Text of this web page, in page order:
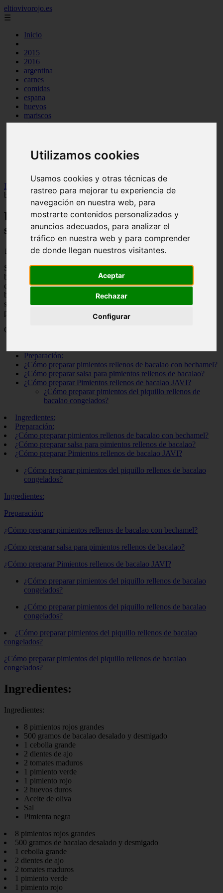
Utilizamos cookies
Usamos cookies y otras técnicas de
rastreo para mejorar tu experiencia de
navegación en nuestra web, para
mostrarte contenidos personalizados y
anuncios adecuados, para analizar el
tráfico en nuestra web y para comprender
de donde llegan nuestros visitantes.
Aceptar
Rechazar
Configurar
eltiovivorojo.es
☰
Inicio
2015
2016
argentina
carnes
comidas
espana
huevos
mariscos
otros
reposteria
venezuela
Inicio
recetas
Receta de pimientos rellenos de bacalao sin
bechamel
Receta de pimientos rellenos de bacalao
sin bechamel
📅 22/05/2025
Si estás buscando una receta deliciosa y fácil de preparar, ¡no
busques más! Esta receta de pimientos rellenos de bacalao te dejará
con ganas de más. Lo mejor de todo es que no necesitas utilizar
bechamel para hacerlos. Así que si eres intolerante a la lactosa o
simplemente prefieres una opción más ligera, ¡esta es la receta
perfecta para ti!
Contenido del artículo
Preparación:
¿Cómo preparar pimientos rellenos de bacalao con bechamel?
¿Cómo preparar salsa para pimientos rellenos de bacalao?
¿Cómo preparar Pimientos rellenos de bacalao JAVI?
¿Cómo preparar pimientos del piquillo rellenos de
bacalao congelados?
Ingredientes:
Preparación:
¿Cómo preparar pimientos rellenos de bacalao con bechamel?
¿Cómo preparar salsa para pimientos rellenos de bacalao?
¿Cómo preparar Pimientos rellenos de bacalao JAVI?
¿Cómo preparar pimientos del piquillo rellenos de bacalao
congelados?
Ingredientes:
Preparación:
¿Cómo preparar pimientos rellenos de bacalao con bechamel?
¿Cómo preparar salsa para pimientos rellenos de bacalao?
¿Cómo preparar Pimientos rellenos de bacalao JAVI?
¿Cómo preparar pimientos del piquillo rellenos de bacalao
congelados?
¿Cómo preparar pimientos del piquillo rellenos de bacalao
congelados?
¿Cómo preparar pimientos del piquillo rellenos de bacalao
congelados?
¿Cómo preparar pimientos del piquillo rellenos de bacalao
congelados?
Ingredientes:
Ingredientes:
8 pimientos rojos grandes
500 gramos de bacalao desalado y desmigado
1 cebolla grande
2 dientes de ajo
2 tomates maduros
1 pimiento verde
1 pimiento rojo
2 huevos duros
Aceite de oliva
Sal
Pimienta negra
8 pimientos rojos grandes
500 gramos de bacalao desalado y desmigado
1 cebolla grande
2 dientes de ajo
2 tomates maduros
1 pimiento verde
1 pimiento rojo